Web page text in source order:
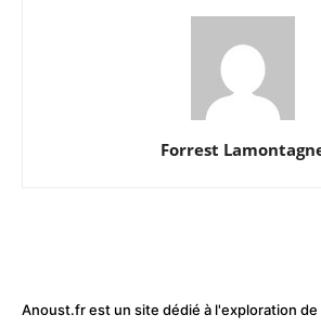
Forrest
Anoust.fr est un site dédié à l'exploration